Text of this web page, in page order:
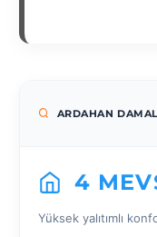
ARDAHAN
4
Yüksek yalıtımlı